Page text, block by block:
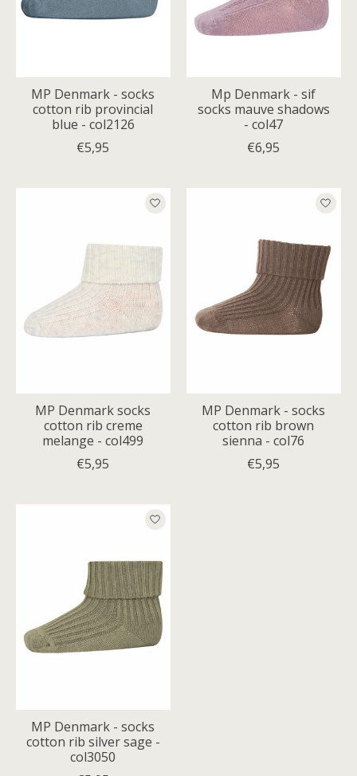
MP Denmark - socks
cotton rib provincial
blue - col2126
€5,95
Mp Denmark - sif
socks mauve shadows
- col47
€6,95
MP Denmark socks
cotton rib creme
melange - col499
€5,95
MP Denmark - socks
cotton rib brown
sienna - col76
€5,95
MP Denmark - socks
cotton rib silver sage -
col3050